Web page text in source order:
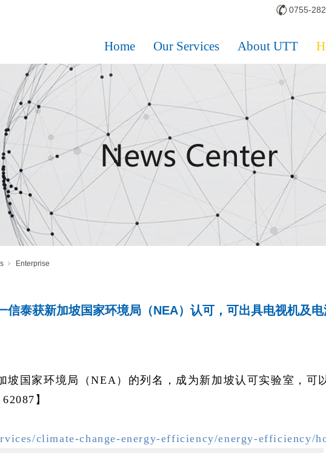
0755-
Home Our Services About UTT
Enterprise
信泰获新加坡国家环境局（NEA）认可，可出具电视机及
坡国家环境局（NEA）的列名，成为新加坡认可实验室，可
】
climate-change-energy-efficiency/energy-efficiency/